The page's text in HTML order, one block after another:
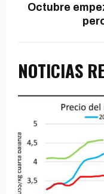
Octubre
NOTICIAS